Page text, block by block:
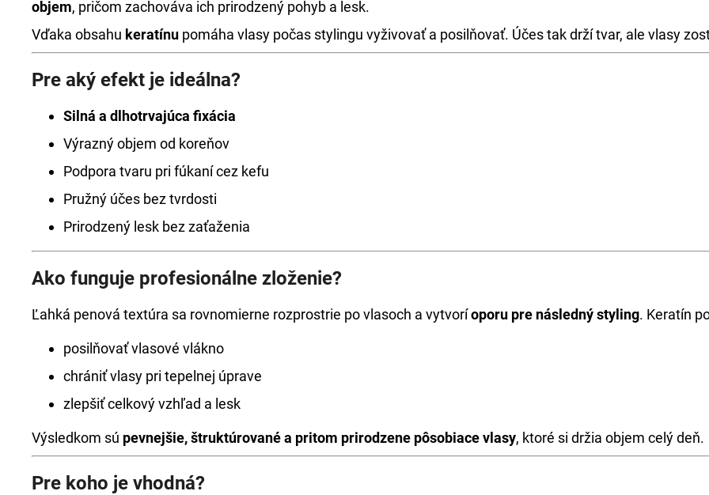
objem, pričom zachováva ich prirodzený pohyb a lesk.
Vďaka obsahu keratínu pomáha vlasy počas stylingu vyživovať a posilňovať. Účes tak drží tvar, ale vlasy
Pre aký efekt je ideálna?
Silná a dlhotrvajúca fixácia
Výrazný objem od koreňov
Podpora tvaru pri fúkaní cez kefu
Pružný účes bez tvrdosti
Prirodzený lesk bez zaťaženia
Ako funguje profesionálne zloženie?
Ľahká penová textúra sa rovnomierne rozprostrie po vlasoch a vytvoríoporu pre následný styling. Keratín
posilňovať vlasové vlákno
chrániť vlasy pri tepelnej úprave
zlepšiť celkový vzhľad a lesk
Výsledkom sú pevnejšie, štruktúrované a pritom prirodzene pôsobiace vlasy, ktoré si držia objem celý deň.
Pre koho je vhodná?